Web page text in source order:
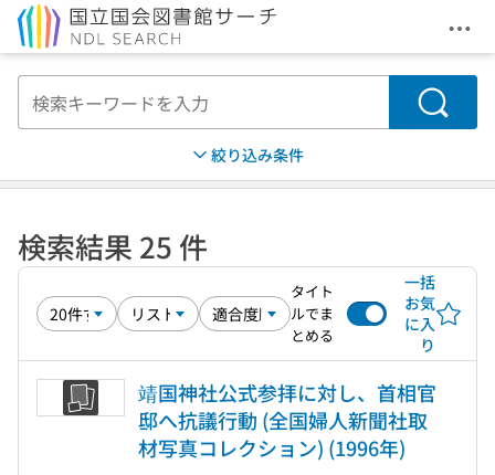
メ
検索
絞り込み条件
検索結果 25 件
タイト
ルでま
とめる
一括
お気
に入
り
靖国神社公式参拝に対し、首相官
邸へ抗議行動 (全国婦人新聞社取
材写真コレクション) (1996年)